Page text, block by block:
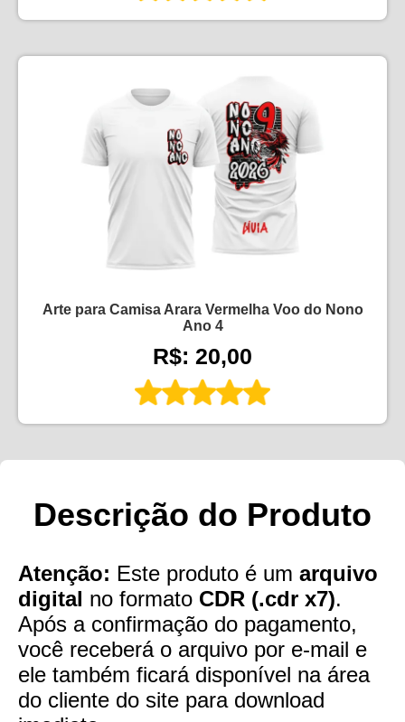
Arte para Camisa Arara Vermelha Voo do Nono
Ano 4
R$: 20,00
Descrição do Produto
Atenção: Este produto é um arquivo
digital no formato CDR (.cdr x7).
Após a confirmação do pagamento,
você receberá o arquivo por e-mail e
ele também ficará disponível na área
do cliente do site para download